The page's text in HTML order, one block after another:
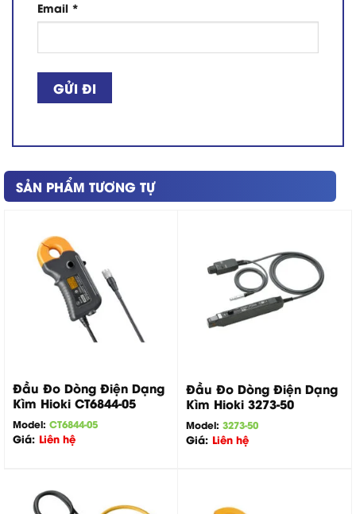
Email *
SẢN PHẨM TƯƠNG TỰ
Đầu Đo Dòng Điện Dạng
Kìm Hioki CT6844-05
Model: CT6844-05
Giá: Liên hệ
Đầu Đo Dòng Điện Dạng
Kìm Hioki 3273-50
Model: 3273-50
Giá: Liên hệ